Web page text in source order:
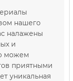
нашего
налажены
и
можем
приятными
уникальная